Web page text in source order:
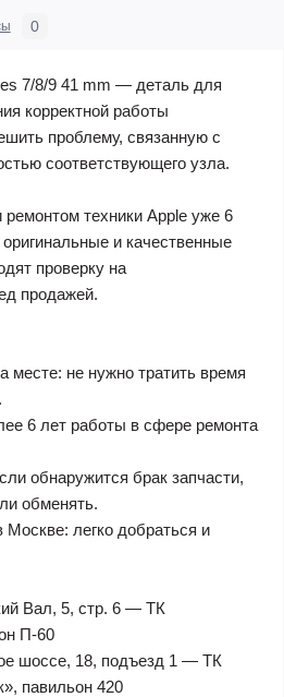
0
7/8/9 41 mm — деталь для
корректной работы
проблему, связанную с
соответствующего узла.
техники Apple уже 6
и качественные
проверку на
продажей.
месте: не нужно тратить время
6 лет работы в сфере ремонта
обнаружится брак запчасти,
обменять.
Москве: легко добраться и
Вал, 5, стр. 6 — ТК
П-60
шоссе, 18, подъезд 1 — ТК
павильон 420